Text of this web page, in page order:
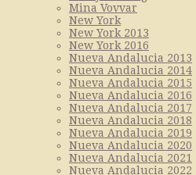
Mina Vovvar
New York
New York 2013
New York 2016
Nueva Andalucia 2013
Nueva Andalucia 2014
Nueva Andalucia 2015
Nueva Andalucia 2016
Nueva Andalucia 2017
Nueva Andalucia 2018
Nueva Andalucia 2019
Nueva Andalucia 2020
Nueva Andalucia 2021
Nueva Andalucia 2022